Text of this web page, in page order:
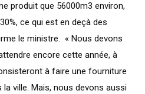
produit que 56000m3 environ,
ce qui est en deçà des
le ministre. « Nous devons
encore cette année, à
à faire une fourniture
ville. Mais, nous devons aussi